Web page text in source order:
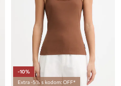
-10%
Extra -5% s kodom: OFF*